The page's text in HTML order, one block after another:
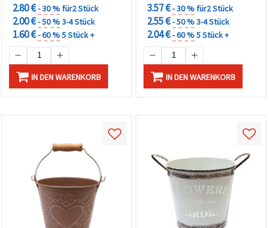
2.80 €- 30 %für2 Stück
2.00 €- 50 %3-4 Stück
1.60 €- 60 %5 Stück +
IN DEN WARENKORB
3.57 €- 30 %für2 Stück
2.55 €- 50 %3-4 Stück
2.04 €- 60 %5 Stück +
IN DEN WARENKORB